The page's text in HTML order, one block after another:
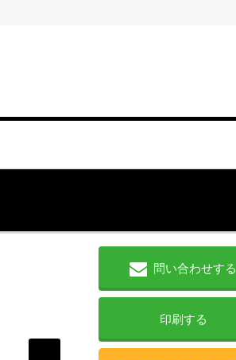
問い合わせする
印刷する